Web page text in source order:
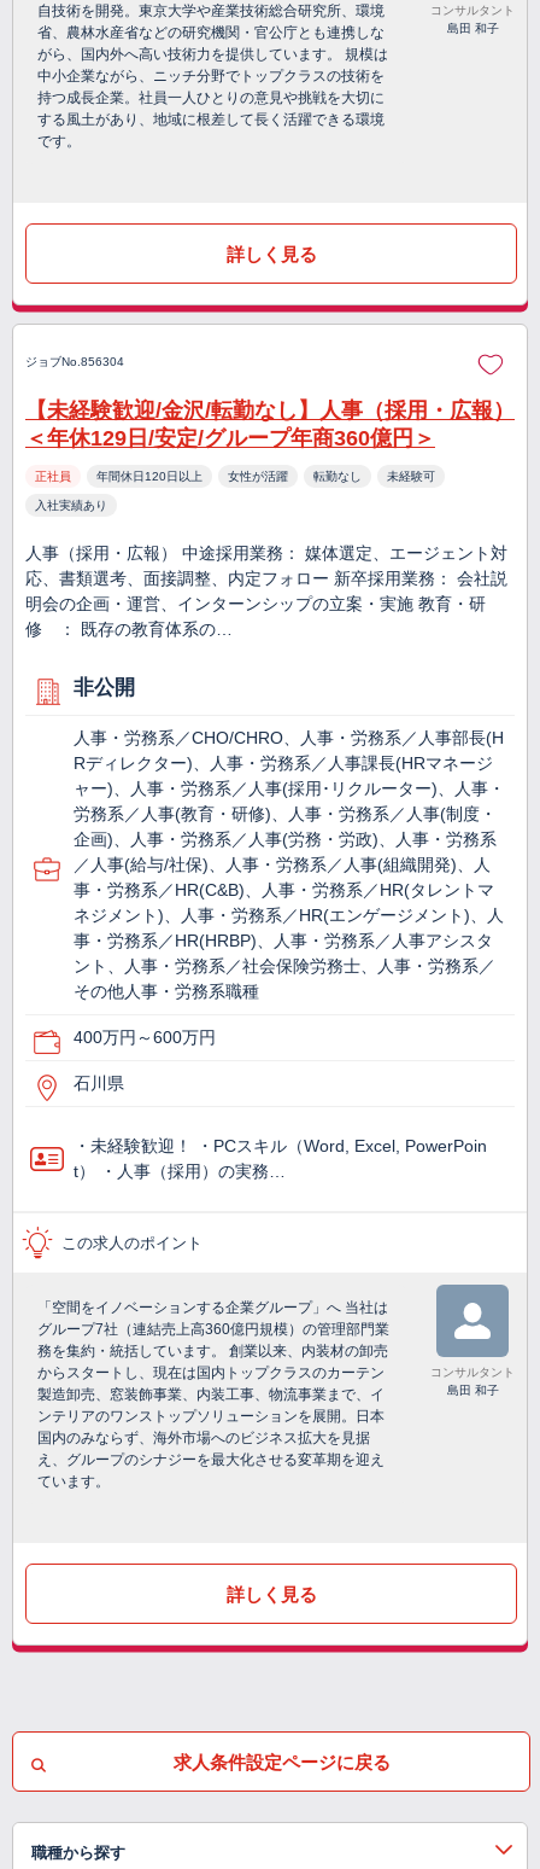
自技術を開発。東京大学や産業技術総合研究所、環境
省、農林水産省などの研究機関・官公庁とも連携しな
がら、国内外へ高い技術力を提供しています。 規模は
中小企業ながら、ニッチ分野でトップクラスの技術を
持つ成長企業。社員一人ひとりの意見や挑戦を大切に
する風土があり、地域に根差して長く活躍できる環境
です。
コンサルタント
島田 和子
詳しく見る
ジョブNo.856304
【未経験歓迎/金沢/転勤なし】人事（採用・広報）
＜年休129日/安定/グループ年商360億円＞
正社員 年間休日120日以上 女性が活躍 転勤なし 未経験可
入社実績あり
人事（採用・広報） 中途採用業務： 媒体選定、エージェント対
応、書類選考、面接調整、内定フォロー 新卒採用業務： 会社説
明会の企画・運営、インターンシップの立案・実施 教育・研
修 ： 既存の教育体系の…
非公開
人事・労務系／CHO/CHRO、人事・労務系／人事部長(H
Rディレクター)、人事・労務系／人事課長(HRマネージ
ャー)、人事・労務系／人事(採用･リクルーター)、人事・
労務系／人事(教育・研修)、人事・労務系／人事(制度・
企画)、人事・労務系／人事(労務・労政)、人事・労務系
／人事(給与/社保)、人事・労務系／人事(組織開発)、人
事・労務系／HR(C&B)、人事・労務系／HR(タレントマ
ネジメント)、人事・労務系／HR(エンゲージメント)、人
事・労務系／HR(HRBP)、人事・労務系／人事アシスタ
ント、人事・労務系／社会保険労務士、人事・労務系／
その他人事・労務系職種
400万円～600万円
石川県
・未経験歓迎！ ・PCスキル（Word, Excel, PowerPoin
t） ・人事（採用）の実務…
この求人のポイント
「空間をイノベーションする企業グループ」へ 当社は
グループ7社（連結売上高360億円規模）の管理部門業
務を集約・統括しています。 創業以来、内装材の卸売
からスタートし、現在は国内トップクラスのカーテン
製造卸売、窓装飾事業、内装工事、物流事業まで、イ
ンテリアのワンストップソリューションを展開。日本
国内のみならず、海外市場へのビジネス拡大を見据
え、グループのシナジーを最大化させる変革期を迎え
ています。
コンサルタント
島田 和子
詳しく見る
求人条件設定ページに戻る
職種から探す